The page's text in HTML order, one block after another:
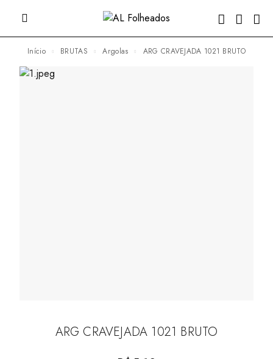
Início BRUTAS Argolas ARG CRAVEJADA 1021 BRUTO
ARG CRAVEJADA 1021 BRUTO